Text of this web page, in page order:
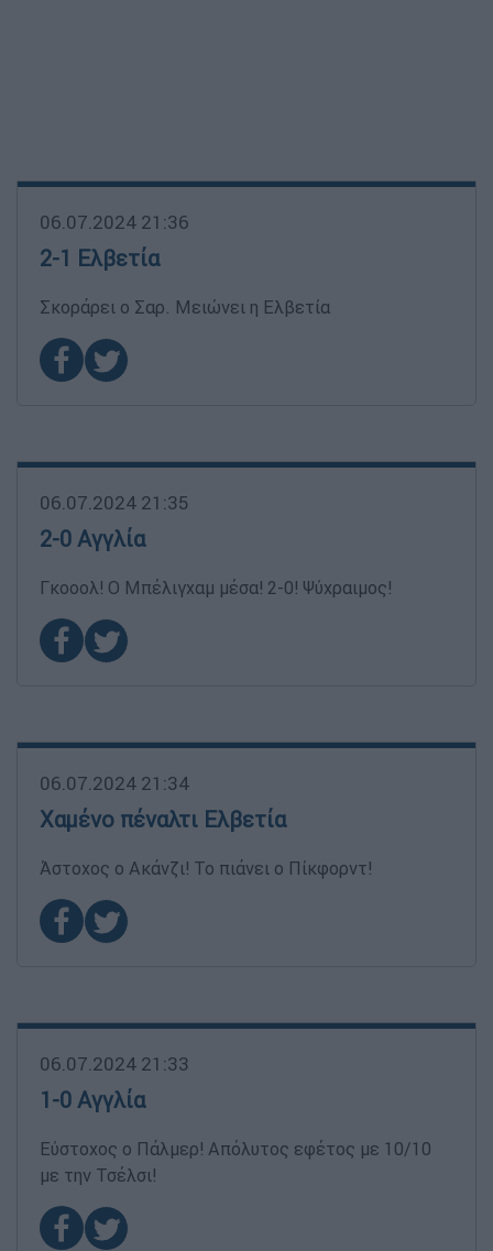
06.07.2024 21:36
2-1 Ελβετία
Σκοράρει ο Σαρ. Μειώνει η Ελβετία
06.07.2024 21:35
2-0 Αγγλία
Γκοοολ! Ο Μπέλιγχαμ μέσα! 2-0! Ψύχραιμος!
06.07.2024 21:34
Χαμένο πέναλτι Ελβετία
Άστοχος ο Ακάνζι! Το πιάνει ο Πίκφορντ!
06.07.2024 21:33
1-0 Αγγλία
Εύστοχος ο Πάλμερ! Απόλυτος εφέτος με 10/10
με την Τσέλσι!